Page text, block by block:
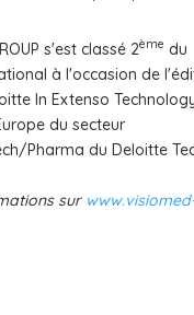
s'est classé 2ème du
à l'occasion de
In Extenso
du secteur
Pharma du Deloitte
sur